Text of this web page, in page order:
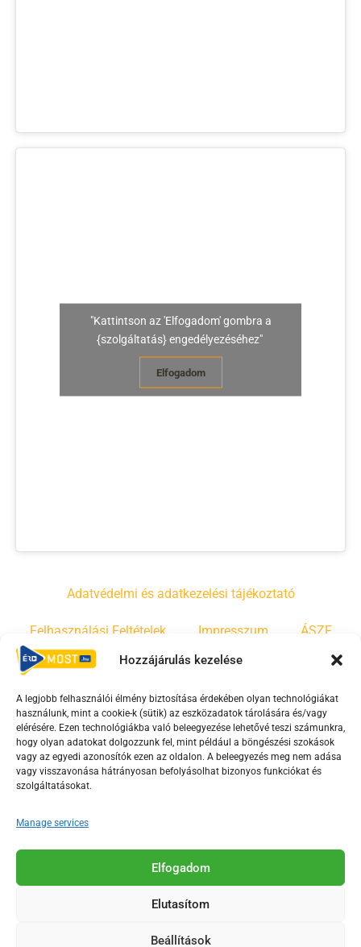
Hozzájárulás kezelése
A legjobb felhasználói élmény biztosítása érdekében olyan technológiákat
használunk, mint a cookie-k (sütik) az eszközadatok tárolására és/vagy
elérésére. Ezen technológiákba való beleegyezése lehetővé teszi számunkra,
hogy olyan adatokat dolgozzunk fel, mint például a böngészési szokások
vagy az egyedi azonosítók ezen az oldalon. A beleegyezés meg nem adása
vagy visszavonása hátrányosan befolyásolhat bizonyos funkciókat és
szolgáltatásokat.
Manage services
Elfogadom
Elutasítom
Beállítások
"Kattintson az 'Elfogadom' gombra a
{szolgáltatás} engedélyezéséhez"
Elfogadom
Adatvédelmi és adatkezelési tájékoztató
Felhasználási Feltételek Impresszum ÁSZF
Irányelvek Moderálási szabályzat
F
a
c
e
o
o
-
Y
o
u
t
b
e
s
T
i
k
Az Érd Média médiaszolgáltatási tevékenységét a
Médiatanács a Magyar Média Mecenatúra program